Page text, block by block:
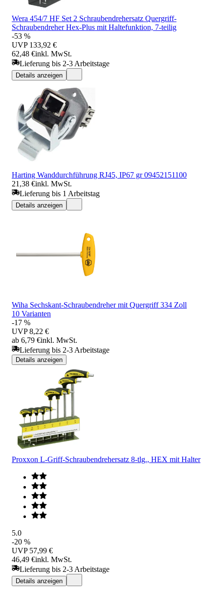
Wera 454/7 HF Set 2 Schraubendrehersatz Quergriff-
Schraubendreher Hex-Plus mit Haltefunktion, 7-teilig
-53 %
UVP 133,92 €
62,48 €inkl. MwSt.
Lieferung bis 2-3 Arbeitstage
Details anzeigen
Harting Wanddurchführung RJ45, IP67 gr 09452151100
21,38 €inkl. MwSt.
Lieferung bis 1 Arbeitstag
Details anzeigen
Wiha Sechskant-Schraubendreher mit Quergriff 334 Zoll
10 Varianten
-17 %
UVP 8,22 €
ab 6,79 €inkl. MwSt.
Lieferung bis 2-3 Arbeitstage
Details anzeigen
Proxxon L-Griff-Schraubendrehersatz 8-tlg., HEX mit Halter
5.0
-20 %
UVP 57,99 €
46,49 €inkl. MwSt.
Lieferung bis 2-3 Arbeitstage
Details anzeigen